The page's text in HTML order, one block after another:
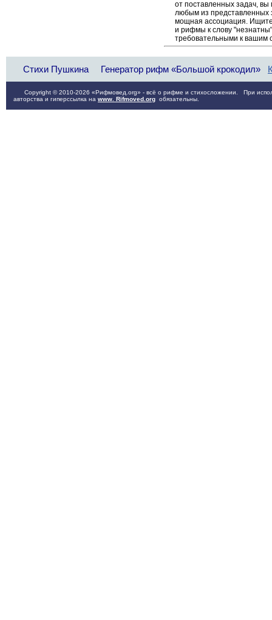
от поставленных задач,
любым из
мощная ассоциация. Ищите
и рифмы к слову
требовательными к вашим
Стихи Пушкина Генератор рифм «Большой крокодил»
Copyright © 2010-2026 «Рифмовед.org» - всё о рифме и стихосложении. При
авторства и гиперссылка на www. Rifmoved.org обязательны.